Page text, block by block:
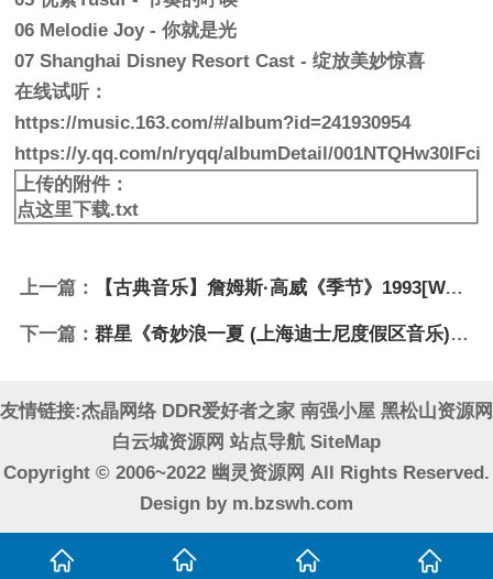
06 Melodie Joy - 你就是光
07 Shanghai Disney Resort Cast - 绽放美妙惊喜
在线试听：
https://music.163.com/#/album?id=241930954
https://y.qq.com/n/ryqq/albumDetail/001NTQHw30IFci
上传的附件：
点这里下载.txt
上一篇： 【古典音乐】詹姆斯·高威《季节》1993[WAV+CUE]
下一篇： 群星《奇妙浪一夏 (上海迪士尼度假区音乐)》[320K/MP3][43.91MB]
友情链接:杰晶网络 DDR爱好者之家 南强小屋 黑松山资源网
白云城资源网 站点导航 SiteMap
Copyright © 2006~2022 幽灵资源网 All Rights Reserved.
Design by m.bzswh.com